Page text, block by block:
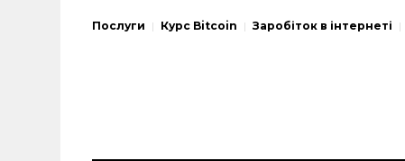
Послуги Курс Bitcoin Заробіток в інтернеті